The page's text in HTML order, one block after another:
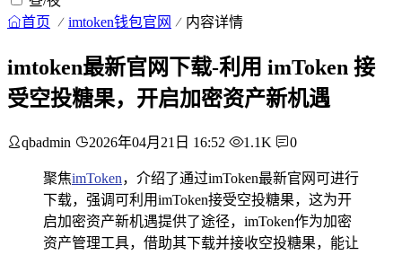
首页 imtoken钱包官网 内容详情
imtoken最新官网下载-利用 imToken 接
受空投糖果，开启加密资产新机遇
qbadmin 2026年04月21日 16:52 1.1K 0
聚焦imToken，介绍了通过imToken最新官网可进行
下载，强调可利用imToken接受空投糖果，这为开
启加密资产新机遇提供了途径，imToken作为加密
资产管理工具，借助其下载并接收空投糖果，能让